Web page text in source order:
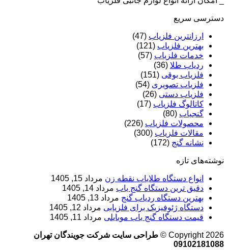
دسترسی سریع
ارزانترین فلزیاب (47)
بهترین فلزیاب (121)
خدمات فلزیاب (57)
ردیاب طلا (36)
فلزیاب بوقی (151)
فلزیاب تصویری (54)
فلزیاب دستی (26)
کاتالوگ فلزیاب (17)
گنجیاب (80)
محصولات فلزیاب (226)
مقالات فلزیاب (300)
نشانه گنج (172)
نوشته‌های تازه
انواع دستگاه طلایاب نقطه زن مرداد 15, 1405
دقیق ترین دستگاه گنج یاب مرداد 14, 1405
بهترین دستگاه ردیاب گنج مرداد 13, 1405
دستگاه ژئوفیزیک برای فلزیابی مرداد 12, 1405
قیمت دستگاه گنج یاب موبایلی مرداد 11, 1405
Copyright 2026 ©
طراحی سایت شرکت جویندگان تهران
09102181088